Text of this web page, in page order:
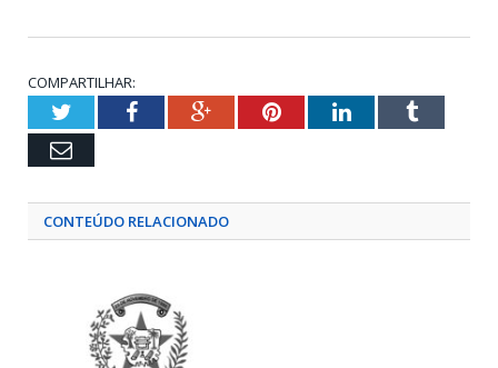
COMPARTILHAR:
TwitterFacebookGoogle+PinterestLinkedInTumblr
Email
CONTEÚDO RELACIONADO